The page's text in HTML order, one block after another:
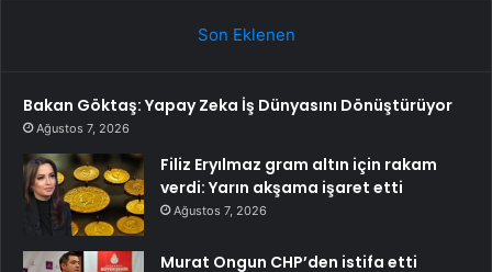
Son Eklenen
Bakan Göktaş: Yapay Zeka İş Dünyasını Dönüştürüyor
Ağustos 7, 2026
Filiz Eryılmaz gram altın için rakam
verdi: Yarın akşama işaret etti
Ağustos 7, 2026
Murat Ongun CHP’den istifa etti